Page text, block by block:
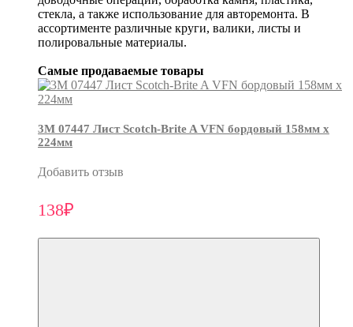
стекла, а также использование для авторемонта. В
ассортименте различные круги, валики, листы и
полировальные материалы.
Самые продаваемые товары
3М 07447 Лист Scotch-Brite A VFN бордовый 158мм х
224мм
Добавить отзыв
138₽